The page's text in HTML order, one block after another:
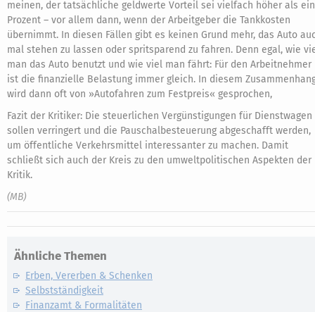
meinen, der tatsächliche geldwerte Vorteil sei vielfach höher als ein
Prozent – vor allem dann, wenn der Arbeitgeber die Tankkosten
übernimmt. In diesen Fällen gibt es keinen Grund mehr, das Auto
mal stehen zu lassen oder spritsparend zu fahren. Denn egal, wie
man das Auto benutzt und wie viel man fährt: Für den Arbeitnehmer
ist die finanzielle Belastung immer gleich. In diesem
wird dann oft von »Autofahren zum Festpreis« gesprochen,
Fazit der Kritiker: Die steuerlichen Vergünstigungen für Dienstwagen
sollen verringert und die Pauschalbesteuerung abgeschafft werden,
um öffentliche Verkehrsmittel interessanter zu machen. Damit
schließt sich auch der Kreis zu den umweltpolitischen Aspekten der
Kritik.
(MB)
Ähnliche Themen
Erben, Vererben & Schenken
Selbstständigkeit
Finanzamt & Formalitäten